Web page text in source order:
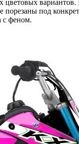
вариантов.
порезаны под
с феном.